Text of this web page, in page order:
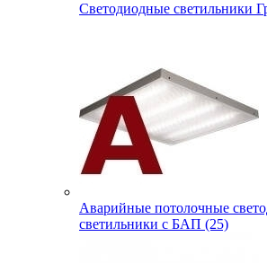
Светодиодные светильники
Аварийные потолочные
светильники с БАП (25)